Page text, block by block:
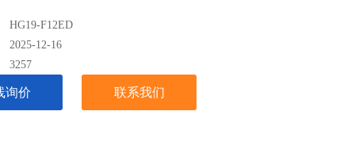
HG19-F12ED
2025-12-16
3257
询价 联系我们